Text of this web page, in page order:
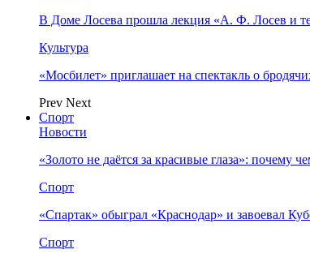
В Доме Лосева прошла лекция «А. Ф. Лосев и
Культура
«Мосбилет» приглашает на спектакль о
Prev Next
Спорт
Новости
«Золото не даётся за красивые глаза»: почему
Спорт
«Спартак» обыграл «Краснодар» и завоевал
Спорт